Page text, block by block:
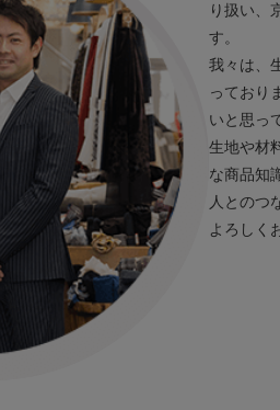
り扱い、
す。
我々は、
っており
いと思っ
生地や材
な商品知
人とのつ
よろしく